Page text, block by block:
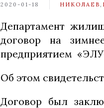
2020-01-18 НИКОЛАЕВ
Департамент
договор на
предприятием
Об этом
Договор был